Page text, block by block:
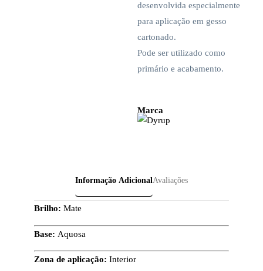
desenvolvida especialmente
para aplicação em gesso
cartonado.
Pode ser utilizado como
primário e acabamento.
Marca
Informação AdicionalAvaliações
Brilho: Mate
Base: Aquosa
Zona de aplicação: Interior